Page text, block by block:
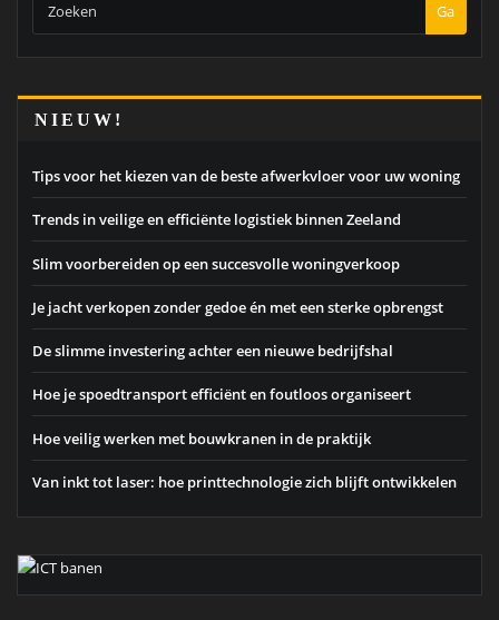
Ga
NIEUW!
Tips voor het kiezen van de beste afwerkvloer voor uw woning
Trends in veilige en efficiënte logistiek binnen Zeeland
Slim voorbereiden op een succesvolle woningverkoop
Je jacht verkopen zonder gedoe én met een sterke opbrengst
De slimme investering achter een nieuwe bedrijfshal
Hoe je spoedtransport efficiënt en foutloos organiseert
Hoe veilig werken met bouwkranen in de praktijk
Van inkt tot laser: hoe printtechnologie zich blijft ontwikkelen